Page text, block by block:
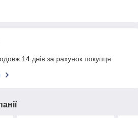
14 днів за рахунок покупця